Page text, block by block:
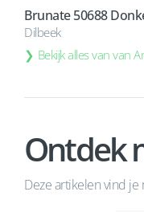
Brunate 50688
Dilbeek
Bekijk alles van van
Ontdek
Deze artikelen vind